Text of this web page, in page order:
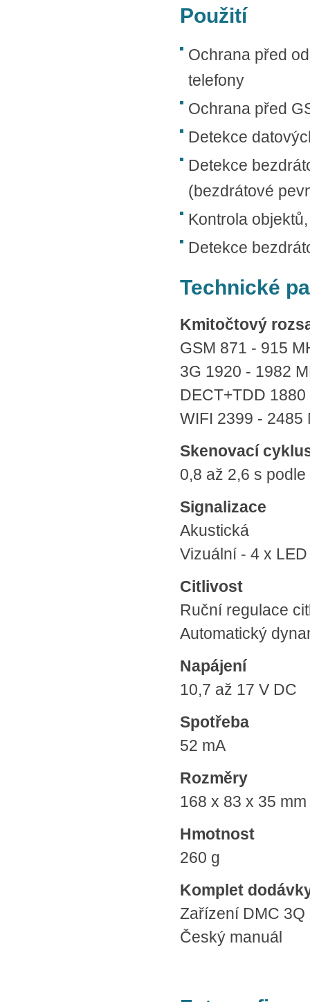
Použití
Ochrana před
telefony
Ochrana před
Detekce
Detekce
(bezdrátové
Kontrola
Detekce
Technické
Kmitočtový
GSM 871 - 915
3G 1920 - 1982
DECT+TDD
WIFI 2399 - 2485
Skenovací
0,8 až 2,6 s
Signalizace
Akustická
Vizuální - 4 x
Citlivost
Ruční regulace
Automatický
Napájení
10,7 až 17 V DC
Spotřeba
52 mA
Rozměry
168 x 83 x 35 mm
Hmotnost
260 g
Komplet
Zařízení DMC 3Q
Český manuál